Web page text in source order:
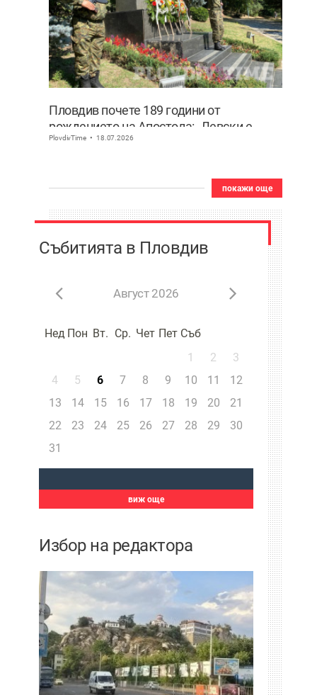
Пловдив почете 189 години от
рождението на Апостола: „Левски е
България! Децата нямат нужда от
PlovdivTime 18.07.2026
покажи още
Събитията в Пловдив
Август 2026
Нед Пон Вт. Ср. Чет Пет Съб
1
2
3
4
5 6 7 8 9 10 11
12
13
14 15 16 17 18 19 20
21
22
23 24 25 26 27 28 29
30
31
виж още
Избор на редактора